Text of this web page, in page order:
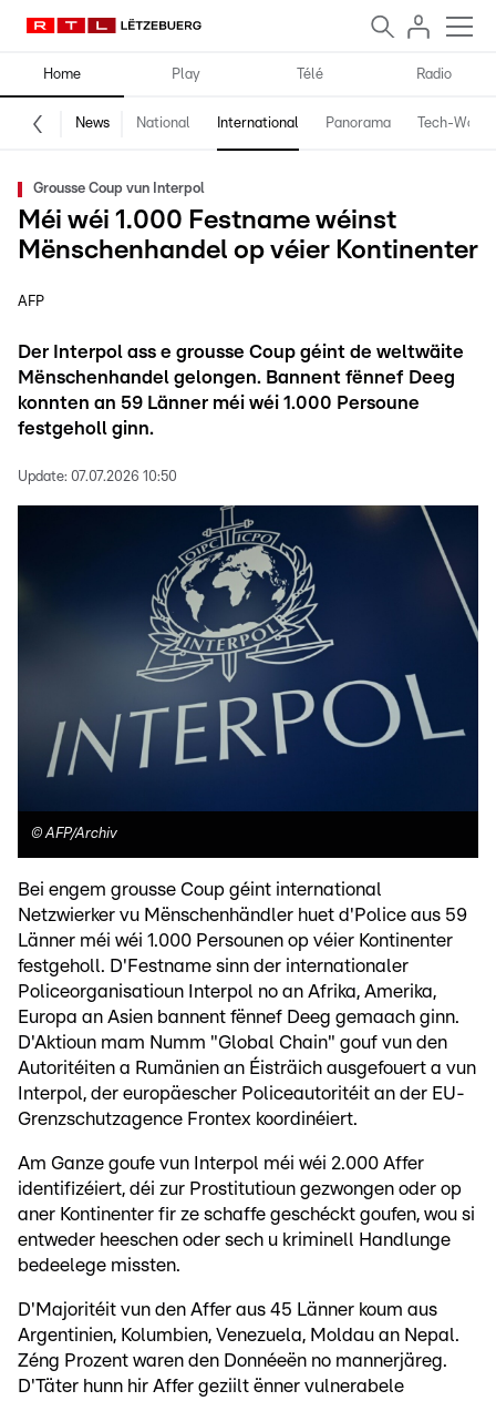
Home Play Télé Radio
News National International Panorama Tech-World
Grousse Coup vun Interpol
Méi wéi 1.000 Festname wéinst
Mënschenhandel op véier Kontinenter
AFP
Der Interpol ass e grousse Coup géint de weltwäite
Mënschenhandel gelongen. Bannent fënnef Deeg
konnten an 59 Länner méi wéi 1.000 Persoune
festgeholl ginn.
Update: 07.07.2026 10:50
©AFP/Archiv
Bei engem grousse Coup géint international
Netzwierker vu Mënschenhändler huet d'Police aus 59
Länner méi wéi 1.000 Persounen op véier Kontinenter
festgeholl. D'Festname sinn der internationaler
Policeorganisatioun Interpol no an Afrika, Amerika,
Europa an Asien bannent fënnef Deeg gemaach ginn.
D'Aktioun mam Numm "Global Chain" gouf vun den
Autoritéiten a Rumänien an Éisträich ausgefouert a vun
Interpol, der europäescher Policeautoritéit an der EU-
Grenzschutzagence Frontex koordinéiert.
Am Ganze goufe vun Interpol méi wéi 2.000 Affer
identifizéiert, déi zur Prostitutioun gezwongen oder op
aner Kontinenter fir ze schaffe geschéckt goufen, wou si
entweder heeschen oder sech u kriminell Handlunge
bedeelege missten.
D'Majoritéit vun den Affer aus 45 Länner koum aus
Argentinien, Kolumbien, Venezuela, Moldau an Nepal.
Zéng Prozent waren den Donnéeën no mannerjäreg.
D'Täter hunn hir Affer geziilt ënner vulnerabele